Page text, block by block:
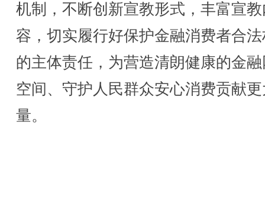
机制，不断创新宣教形式，丰富宣
容，切实履行好保护金融消费者合
的主体责任，为营造清朗健康的金
空间、守护人民群众安心消费贡献
量。